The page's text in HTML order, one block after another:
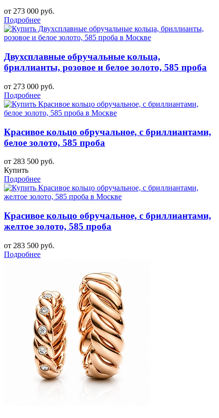
от 273 000 руб.
Подробнее
Двухсплавные обручальные кольца,
бриллианты, розовое и белое золото, 585 проба
от 273 000 руб.
Подробнее
Красивое кольцо обручальное, с бриллиантами,
белое золото, 585 проба
от 283 500 руб.
Купить
Подробнее
Красивое кольцо обручальное, с бриллиантами,
желтое золото, 585 проба
от 283 500 руб.
Подробнее